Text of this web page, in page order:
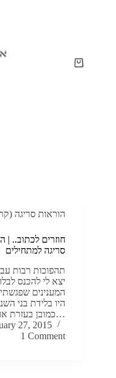
Shopping
הוראות סריגה
חוזרים לכתוב.. |
סריגה למתחילים
תהפוכות רבות
יצא לי להכנס
המענינים
היו בלידת בני
כמובן בעזרת אחיו הגדול – כהרגלם…
27, 2015
1 Comment